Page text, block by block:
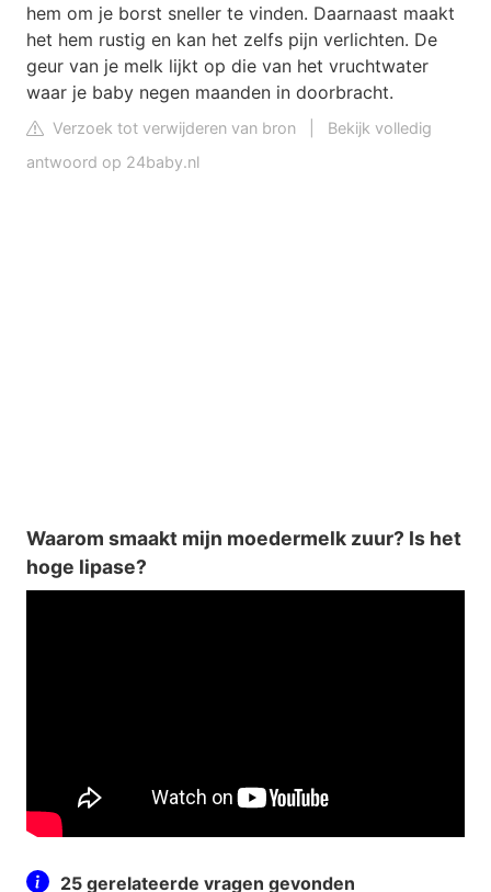
hem om je borst sneller te vinden. Daarnaast maakt
het hem rustig en kan het zelfs pijn verlichten. De
geur van je melk lijkt op die van het vruchtwater
waar je baby negen maanden in doorbracht.
Verzoek tot verwijderen van bron
Bekijk volledig
antwoord op 24baby.nl
Waarom smaakt mijn moedermelk zuur? Is het
hoge lipase?
25 gerelateerde vragen gevonden